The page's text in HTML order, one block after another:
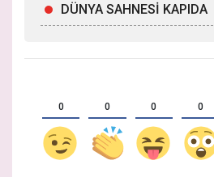
DÜNYA SAHNESİ KAPIDA
0 0 0 0